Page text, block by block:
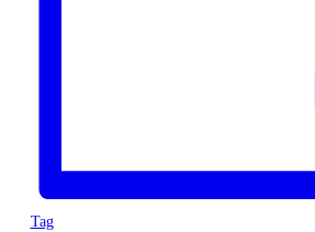
Tag